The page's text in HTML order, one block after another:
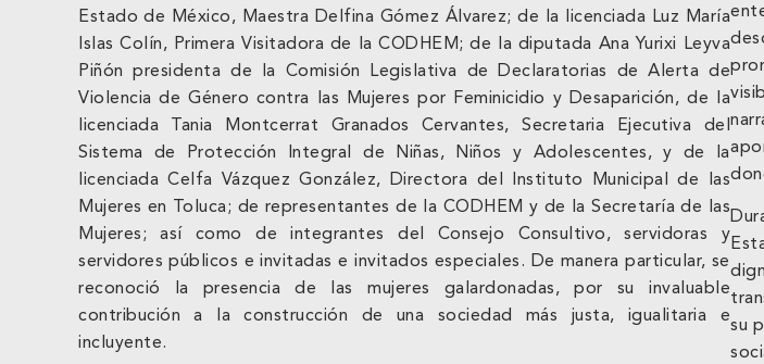
Estado de México, Maestra Delfina Gómez Álvarez; de la licenciada Luz María
Islas Colín, Primera Visitadora de la CODHEM; de la diputada Ana Yurixi Leyva
Piñón presidenta de la Comisión Legislativa de Declaratorias de Alerta de
Violencia de Género contra las Mujeres por Feminicidio y Desaparición, de la
licenciada Tania Montcerrat Granados Cervantes, Secretaria Ejecutiva del
Sistema de Protección Integral de Niñas, Niños y Adolescentes, y de la
licenciada Celfa Vázquez González, Directora del Instituto Municipal de las
Mujeres en Toluca; de representantes de la CODHEM y de la Secretaría de las
Mujeres; así como de integrantes del Consejo Consultivo, servidoras y
servidores públicos e invitadas e invitados especiales. De manera particular, se
reconoció la presencia de las mujeres galardonadas, por su invaluable
contribución a la construcción de una sociedad más justa, igualitaria e
incluyente.
su